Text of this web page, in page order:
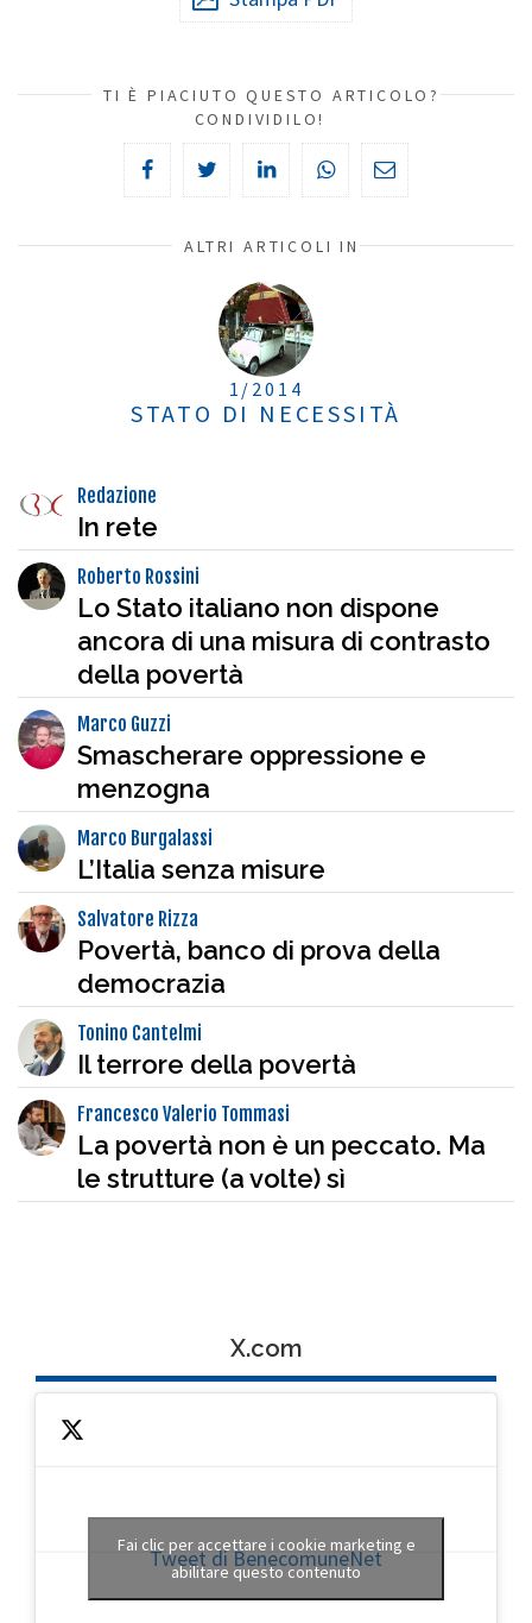
TI È PIACIUTO QUESTO ARTICOLO?
CONDIVIDILO!
ALTRI ARTICOLI IN
1/2014
STATO DI NECESSITÀ
Redazione
In rete
Roberto Rossini
Lo Stato italiano non dispone
ancora di una misura di contrasto
della povertà
Marco Guzzi
Smascherare oppressione e
menzogna
Marco Burgalassi
L’Italia senza misure
Salvatore Rizza
Povertà, banco di prova della
democrazia
Tonino Cantelmi
Il terrore della povertà
Francesco Valerio Tommasi
La povertà non è un peccato. Ma
le strutture (a volte) sì
X.com
Tweet di BenecomuneNet
Fai clic per accettare i cookie marketing e
abilitare questo contenuto